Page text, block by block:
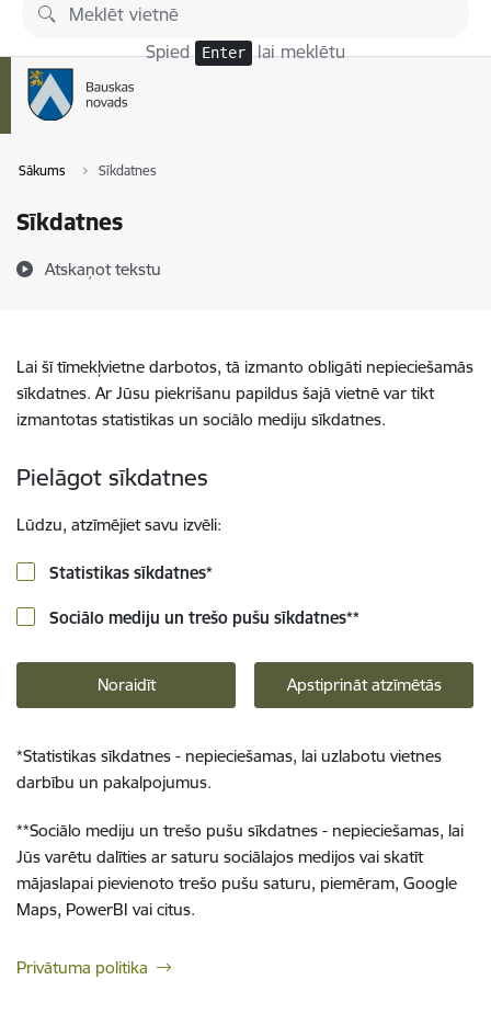
Pāriet uz lapas saturu
Spied Enter lai meklētu
Sākums Sīkdatnes
Sīkdatnes
Atskaņot tekstu
Lai šī tīmekļvietne darbotos, tā izmanto obligāti nepieciešamās
sīkdatnes. Ar Jūsu piekrišanu papildus šajā vietnē var tikt
izmantotas statistikas un sociālo mediju sīkdatnes.
Pielāgot sīkdatnes
Lūdzu, atzīmējiet savu izvēli:
Statistikas sīkdatnes*
Sociālo mediju un trešo pušu sīkdatnes**
Noraidīt Apstiprināt atzīmētās
*Statistikas sīkdatnes - nepieciešamas, lai uzlabotu vietnes
darbību un pakalpojumus.
**Sociālo mediju un trešo pušu sīkdatnes - nepieciešamas, lai
Jūs varētu dalīties ar saturu sociālajos medijos vai skatīt
mājaslapai pievienoto trešo pušu saturu, piemēram, Google
Maps, PowerBI vai citus.
Privātuma politika